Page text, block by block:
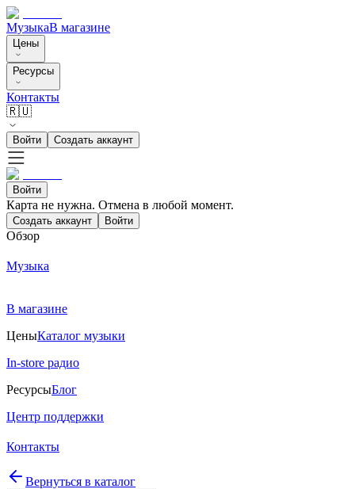
МузыкаВ магазине
Цены
Ресурсы
Контакты
🇷🇺
Войти Создать аккаунт
Войти
Карта не нужна. Отмена в любой момент.
Создать аккаунт Войти
Обзор
Музыка
В магазине
ЦеныКаталог музыки
In-store радио
РесурсыБлог
Центр поддержки
Контакты
Вернуться в каталог